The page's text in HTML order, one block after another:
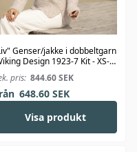
Genser/jakke i dobbeltgarn
Design 1923-7 Kit - XS-
- Viking Alpaca Bris
pris: 844.60SEK
648.60SEK
Visa produkt